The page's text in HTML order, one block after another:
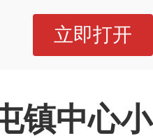
立即打开
镇中心小